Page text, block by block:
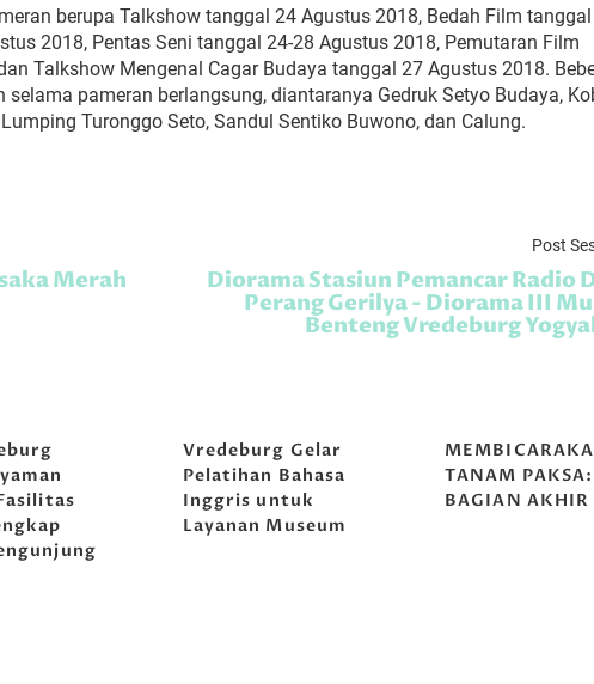
berupa Talkshow tanggal 24 Agustus 2018, Bedah Film
2018, Pentas Seni tanggal 24-28 Agustus 2018, Pemutaran Film
Talkshow Mengenal Cagar Budaya tanggal 27 Agustus 2018.
pameran berlangsung, diantaranya Gedruk Setyo Budaya,
Turonggo Seto, Sandul Sentiko Buwono, dan Calung.
Merah
Post
Diorama Stasiun Pemancar Radio
Perang Gerilya - Diorama III
Benteng Vredeburg
Vredeburg Gelar
Pelatihan Bahasa
Inggris untuk
Layanan Museum
TANAM PAKSA:
BAGIAN AKHIR